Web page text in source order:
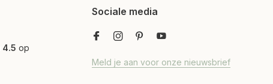
4.5 op
Sociale media
Meld je aan voor onze nieuwsbrief